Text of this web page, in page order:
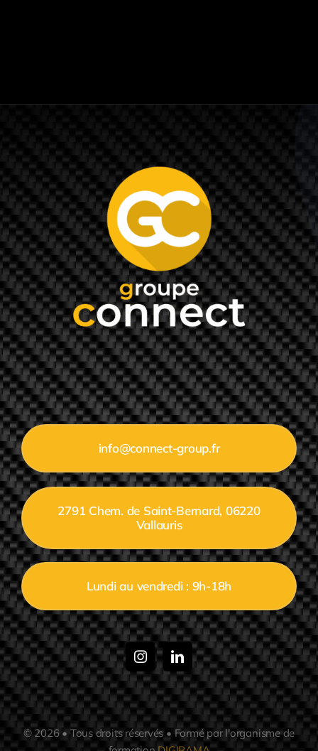
info@connect-group.fr
2791 Chem. de Saint-Bernard, 06220
Vallauris
Lundi au vendredi : 9h-18h
© 2026 • Tous droits réservés • Formé par l'organisme de